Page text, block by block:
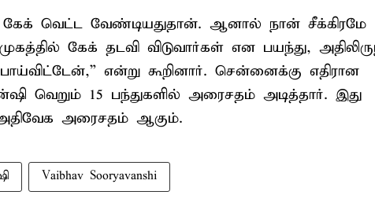
கேக் வெட்ட வேண்டியதுதான். ஆனால் நான் சீக்கிரமே
கேக் தடவி விடுவார்கள் என பயந்து,
என்று கூறினார். சென்னைக்கு எதிரான
வெறும் 15 பந்துகளில் அரைசதம் அடித்தார். இது
அரைசதம் ஆகும்.
Vaibhav Sooryavanshi